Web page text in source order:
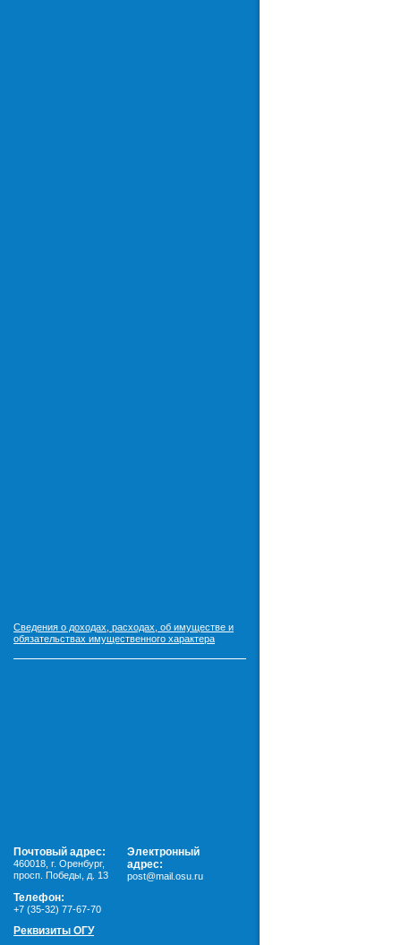
Сведения о доходах, расходах, об имуществе и
обязательствах имущественного характера
Почтовый адрес:
460018 г. Оренбург,
просп. Победы, д. 13
Электронный
адрес:
post@mail.osu.ru
Телефон:
+7 (35-32) 77-67-70
Реквизиты ОГУ